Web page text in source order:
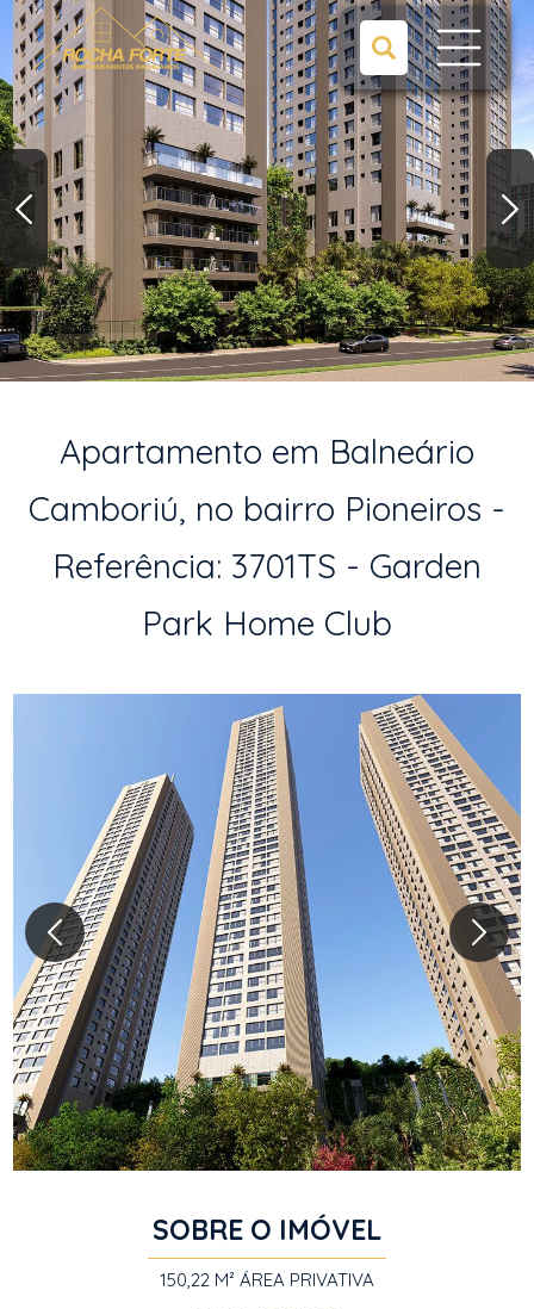
Apartamento em Balneário
Camboriú, no bairro Pioneiros -
Referência: 3701TS - Garden
Park Home Club
SOBRE O IMÓVEL
150,22 M² ÁREA PRIVATIVA